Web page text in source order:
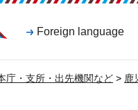
Foreign language
庁・支所・出先機関など > 鹿